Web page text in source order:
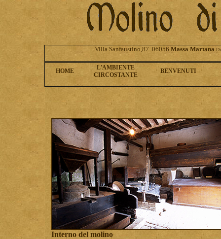
Villa Sanfaustino,87 06056 Massa Martana
HOME
L'AMBIENTE
CIRCOSTANTE
BENVENUTI
Interno del molino